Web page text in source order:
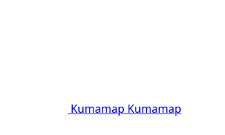
Kumamap Kumamap